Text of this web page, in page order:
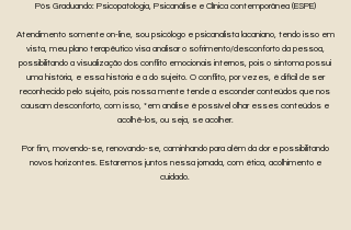
Pós Graduando: Psicopatologia, Psicanálise e Clínica contemporânea (ESPE)
Atendimento somente on-line, sou psicólogo e psicanalista lacaniano, tendo isso em
vista, meu plano terapêutico visa analisar o sofrimento/desconforto da pessoa,
possibilitando a visualização dos conflito emocionais internos, pois o sintoma possui
uma história, e essa história é a do sujeito. O conflito, por vezes, é difícil de ser
reconhecido pelo sujeito, pois nossa mente tende a esconder conteúdos que nos
causam desconforto, com isso, *em análise é possível olhar esses conteúdos e
acolhê-los, ou seja, se acolher.
Por fim, movendo-se, renovando-se, caminhando para além da dor e possibilitando
novos horizontes. Estaremos juntos nessa jornada, com ética, acolhimento e
cuidado.